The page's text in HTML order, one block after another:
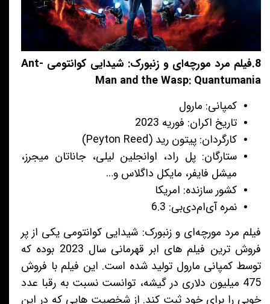
8.فیلم مرد مورچه‌ای و زنبورک: شیدایی کوانتومی Ant-
Man and the Wasp: Quantumania
کمپانی: مارول
تاریخ اکران: فوریه 2023
کارگردان: پیتون رید (Peyton Reed)
ستارگان: پل راد، اوانجلین لیلی، جاناتان میجرز،
میشل فایفر، مایکل داگلاس و…
کشور سازنده: امریکا
نمره آی‌ام‌دی‌بی: 6.3
فیلم مرد مورچه‌ای و زنبورک: شیدایی کوانتومی یکی از پر
فروش ترین فیلم های ابر قهرمانی سال 2023 بوده که
توسط کمپانی مارول تولید شده است. این فیلم با فروش
475 میلیون دلاری در گیشه، توانست نسبت به رقبا عدد
خوبی را برای خود ثبت کند. از شخصیت هایی که در این